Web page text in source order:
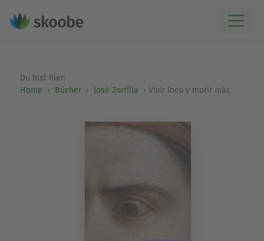
Du bist hier:
Home
Bücher José Zorrilla Vivir loco y morir más